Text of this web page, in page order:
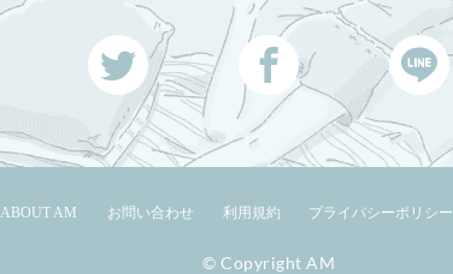
ABOUT AM お問い合わせ 利用規約 プライバシーポリシー
© Copyright AM